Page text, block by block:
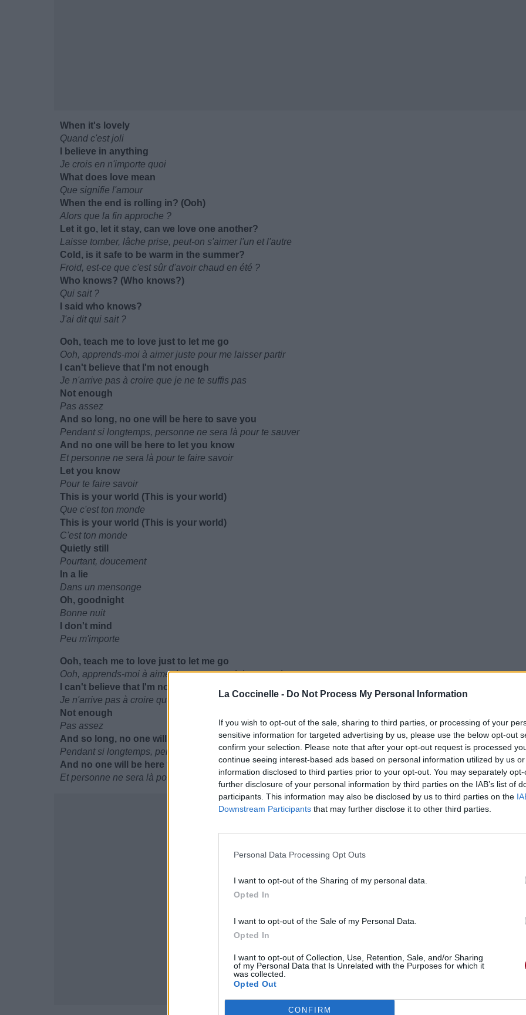
La Coccinelle - Do Not Process My Personal Information
If you wish to opt-out of the sale, sharing to third parties, or processing of your
sensitive information for targeted advertising by us, please use the below opt-out
confirm your selection. Please note that after your opt-out request is processed
continue seeing interest-based ads based on personal information utilized by us
information disclosed to third parties prior to your opt-out. You may separately
further disclosure of your personal information by third parties on the IAB’s list of
participants. This information may also be disclosed by us to third parties on the
Downstream Participants that may further disclose it to other third parties.
Personal Data Processing Opt Outs
I want to opt-out of the Sharing of my personal data.
Opted In
I want to opt-out of the Sale of my Personal Data.
Opted In
I want to opt-out of Collection, Use, Retention, Sale, and/or Sharing
of my Personal Data that Is Unrelated with the Purposes for which it
was collected.
Opted Out
CONFIRM
When it's lovely
Quand c'est joli
I believe in anything
Je crois en n'importe quoi
What does love mean
Que signifie l'amour
When the end is rolling in? (Ooh)
Alors que la fin approche ?
Let it go, let it stay, can we love one another?
Laisse tomber, lâche prise, peut-on s'aimer l'un et l'autre
Cold, is it safe to be warm in the summer?
Froid, est-ce que c'est sûr d'avoir chaud en été ?
Who knows? (Who knows?)
Qui sait ?
I said who knows?
J'ai dit qui sait ?
Ooh, teach me to love just to let me go
Ooh, apprends-moi à aimer juste pour me laisser partir
I can't believe that I'm not enough
Je n'arrive pas à croire que je ne te suffis pas
Not enough
Pas assez
And so long, no one will be here to save you
Pendant si longtemps, personne ne sera là pour te sauver
And no one will be here to let you know
Et personne ne sera là pour te faire savoir
Let you know
Pour te faire savoir
This is your world (This is your world)
Que c'est ton monde
This is your world (This is your world)
C'est ton monde
Quietly still
Pourtant, doucement
In a lie
Dans un mensonge
Oh, goodnight
Bonne nuit
I don't mind
Peu m'importe
Ooh, teach me to love just to let me go
Ooh, apprends-moi à aimer juste pour me laisser partir
I can't believe that I'm not enough
Je n'arrive pas à croire que je ne te suffis pas
Not enough
Pas assez
And so long, no one will be here to save you
Pendant si longtemps, personne ne sera là pour te sauver
And no one will be here to let you know
Et personne ne sera là pour te faire savoir